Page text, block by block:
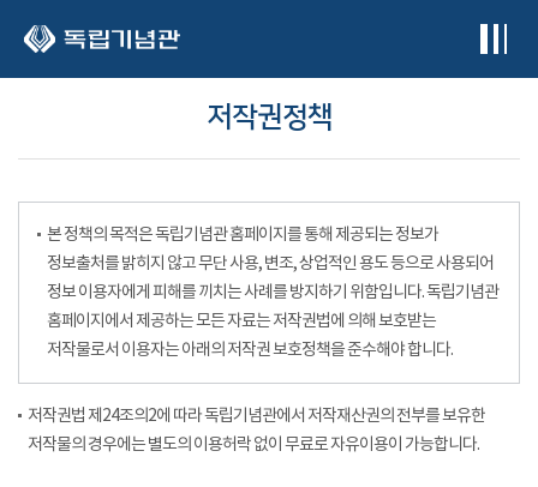
저작권정책
본 정책의 목적은 독립기념관 홈페이지를 통해 제공되는 정보가
정보출처를 밝히지 않고 무단 사용, 변조, 상업적인 용도 등으로 사용되어
정보 이용자에게 피해를 끼치는 사례를 방지하기 위함입니다. 독립기념관
홈페이지에서 제공하는 모든 자료는 저작권법에 의해 보호받는
저작물로서 이용자는 아래의 저작권 보호정책을 준수해야 합니다.
저작권법 제24조의2에 따라 독립기념관에서 저작재산권의 전부를 보유한
저작물의 경우에는 별도의 이용허락 없이 무료로 자유이용이 가능합니다.